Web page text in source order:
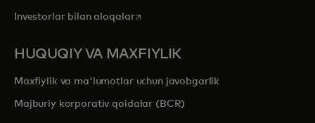
Investorlar bilan aloqalaropens in a new tab
HUQUQIY VA MAXFIYLIK
Maxfiylik va ma'lumotlar uchun javobgarlik
Majburiy korporativ qoidalar (BCR)